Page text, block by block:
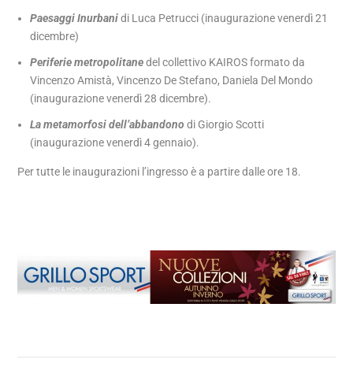
Paesaggi Inurbanidi Luca Petrucci (inaugurazione venerdì 21
dicembre)
Periferie metropolitanedel collettivo KAIROS formato da
Vincenzo Amistà, Vincenzo De Stefano, Daniela Del Mondo
(inaugurazione venerdì 28 dicembre).
La metamorfosi dell’abbandono di Giorgio Scotti
(inaugurazione venerdì 4 gennaio).
Per tutte le inaugurazioni l’ingresso è a partire dalle ore 18.